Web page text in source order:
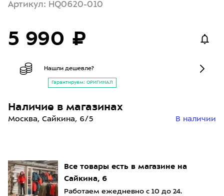
Все товары есть в магазине на
Сайкина, 6
Работаем ежедневно с 10 до 24.
Артикул: HQ0620-010
5 990 ₽
Нашли дешевле?
Гарантируем: ОРИГИНАЛ
Наличие в магазинах
Москва, Сайкина, 6/5 В наличии